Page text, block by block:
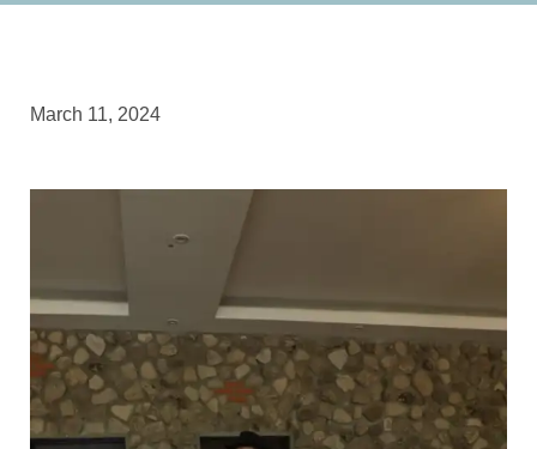
March 11, 2024